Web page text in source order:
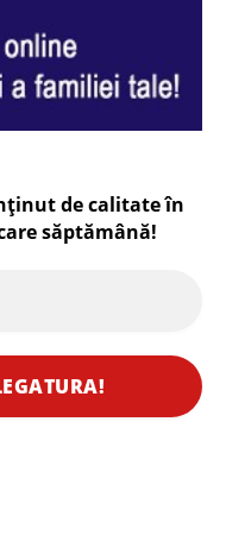
de calitate în
săptămână!